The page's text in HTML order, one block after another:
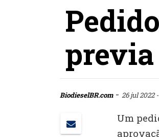
previa
BiodieselBR.com- 26 jul 2022
Um